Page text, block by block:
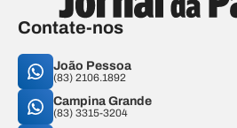
Contate-nos
João Pessoa
(83) 2106.1892
Campina Grande
(83) 3315-3204